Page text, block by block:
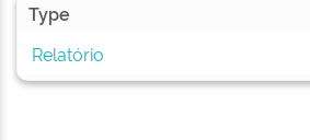
Type
Relatório